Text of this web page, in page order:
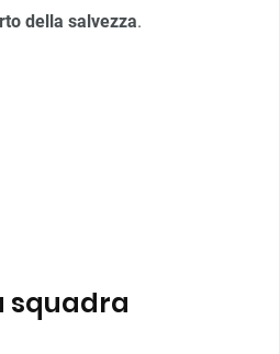
della salvezza.
squadra